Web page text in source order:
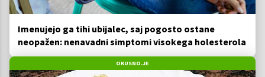
Imenujejo ga tihi ubijalec, saj pogosto ostane
neopažen: nenavadni simptomi visokega holesterola
OKUSNO.JE